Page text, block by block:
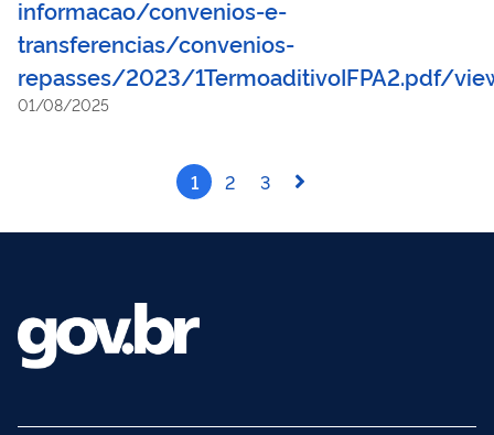
informacao/convenios-e-
transferencias/convenios-
repasses/2023/1TermoaditivoIFPA2.pdf/
01/08/2025
1 2 3